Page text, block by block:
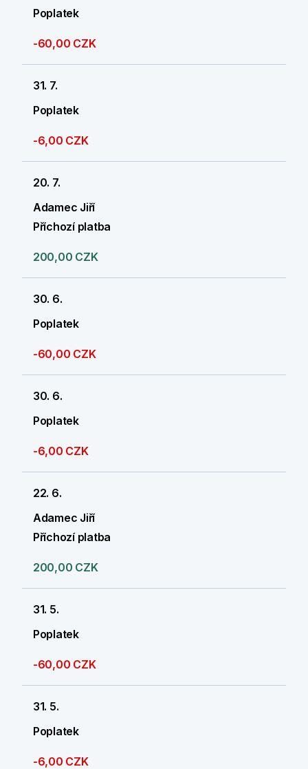
Poplatek
-60,00 CZK
31. 7.
Poplatek
-6,00 CZK
20. 7.
Adamec Jiří
Příchozí platba
200,00 CZK
30. 6.
Poplatek
-60,00 CZK
30. 6.
Poplatek
-6,00 CZK
22. 6.
Adamec Jiří
Příchozí platba
200,00 CZK
31. 5.
Poplatek
-60,00 CZK
31. 5.
Poplatek
-6,00 CZK